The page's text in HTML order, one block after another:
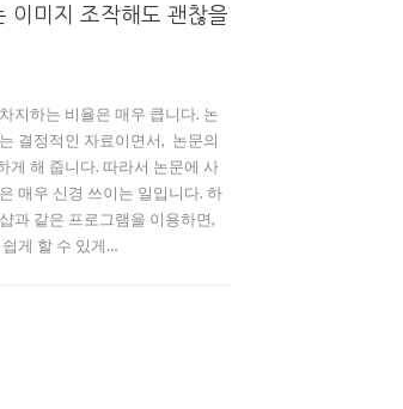
이미지 조작해도 괜찮을
지하는 비율은 매우 큽니다. 논
결정적인 자료이면서, 논문의
게 해 줍니다. 따라서 논문에 사
매우 신경 쓰이는 일입니다. 하
과 같은 프로그램을 이용하면,
게 할 수 있게…